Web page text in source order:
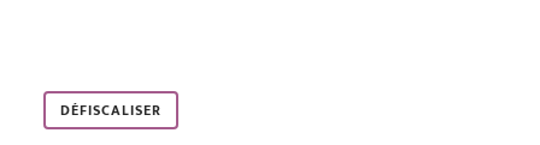
DÉFISCALISER